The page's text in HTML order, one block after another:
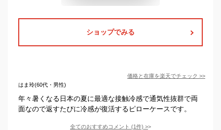
ショップでみる
価格と在庫を楽天でチェック >>
はま玲(60代・男性)
年々暑くなる日本の夏に最適な接触冷感で通気性抜群で両
面なので返すたびに冷感が復活するピローケースです。
全てのおすすめコメント (1件) >